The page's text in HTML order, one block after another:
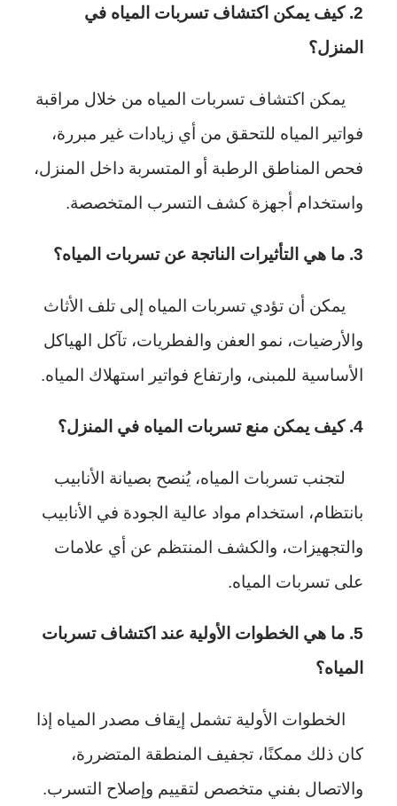
2. كيف يمكن اكتشاف تسربات المياه في
المنزل؟
يمكن اكتشاف تسربات المياه من خلال مراقبة
فواتير المياه للتحقق من أي زيادات غير مبررة،
فحص المناطق الرطبة أو المتسربة داخل المنزل،
واستخدام أجهزة كشف التسرب المتخصصة.
3. ما هي التأثيرات الناتجة عن تسربات المياه؟
يمكن أن تؤدي تسربات المياه إلى تلف الأثاث
والأرضيات، نمو العفن والفطريات، تآكل الهياكل
الأساسية للمبنى، وارتفاع فواتير استهلاك المياه.
4. كيف يمكن منع تسربات المياه في المنزل؟
لتجنب تسربات المياه، يُنصح بصيانة الأنابيب
بانتظام، استخدام مواد عالية الجودة في الأنابيب
والتجهيزات، والكشف المنتظم عن أي علامات
على تسربات المياه.
5. ما هي الخطوات الأولية عند اكتشاف تسربات
المياه؟
الخطوات الأولية تشمل إيقاف مصدر المياه إذا
كان ذلك ممكنًا، تجفيف المنطقة المتضررة،
والاتصال بفني متخصص لتقييم وإصلاح التسرب.